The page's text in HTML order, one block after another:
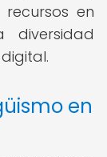
en
diversidad
en